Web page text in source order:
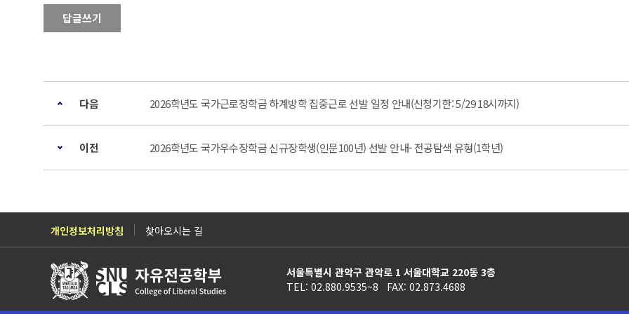
답글쓰기
다음 2026학년도 국가근로장학금 하계방학 집중근로 선발 일정 안내(신청기한: 5/29 18시까지)
이전 2026학년도 국가우수장학금 신규장학생(인문100년) 선발 안내- 전공탐색 유형(1학년)
개인정보처리방침 찾아오시는 길
서울특별시 관악구 관악로 1 서울대학교 220동 3층
TEL: 02.880.9535~8 FAX: 02.873.4688